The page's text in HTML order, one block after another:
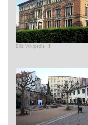
Bild: Wikipedia · ©